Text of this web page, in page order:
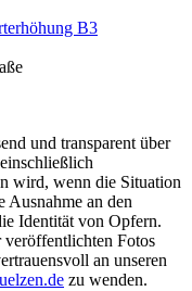
B3
und transparent über
wird, wenn die Situation
Ausnahme an den
Identität von Opfern.
veröffentlichten Fotos
an unseren
zu wenden.